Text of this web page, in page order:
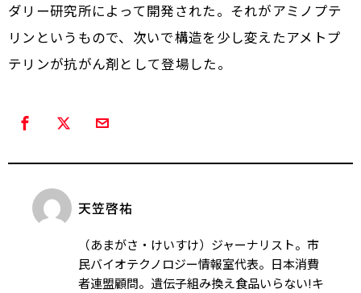
ダリー研究所によって開発された。それがアミノプテ
リンというもので、次いで構造を少し変えたアメトプ
テリンが抗がん剤として登場した。
天笠啓祐
（あまがさ・けいすけ）ジャーナリスト。市
民バイオテクノロジー情報室代表。日本消費
者連盟顧問。遺伝子組み換え食品いらない!キ